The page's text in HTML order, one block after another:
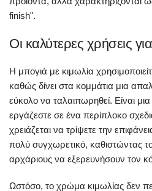
finish".
Οι καλύτερες χρήσεις
Η μπογιά με κιμωλία
καθώς δίνει στα κομμάτια μια
εύκολο να ταλαιπωρηθεί. Είναι μια
εργάζεστε σε ένα περίπλοκο
χρειάζεται να τρίψετε την
πολύ συγχωρετικό, καθιστώντας
αρχάριους να εξερευνήσουν τον
Ωστόσο, το χρώμα κιμωλίας δεν